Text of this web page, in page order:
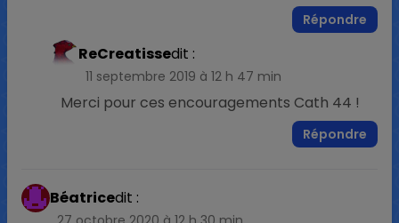
Répondre
ReCreatissedit :
11 septembre 2019 à 12 h 47 min
Merci pour ces encouragements Cath 44 !
Répondre
Béatricedit :